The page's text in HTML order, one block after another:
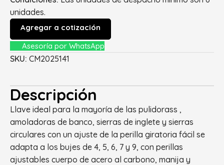
unidades.
Agregar a cotización
Asesoría por WhatsApp
SKU: CM2025141
Descripción
Llave ideal para la mayoría de las pulidorass ,
amoladoras de banco, sierras de inglete y sierras
circulares con un ajuste de la perilla giratoria fácil se
adapta a los bujes de 4, 5, 6, 7 y 9, con perillas
ajustables cuerpo de acero al carbono, manija y